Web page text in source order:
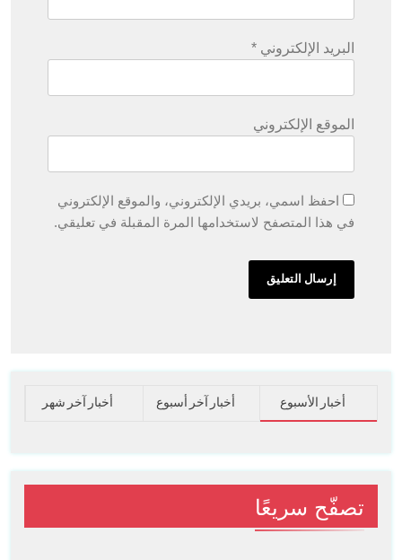
أخبار الأسبوع أخبار آخر أسبوع أخبار آخر شهر
تصفّح سريعًا
البريد الإلكتروني *
الموقع الإلكتروني
احفظ اسمي، بريدي الإلكتروني، والموقع الإلكتروني
في هذا المتصفح لاستخدامها المرة المقبلة في تعليقي.